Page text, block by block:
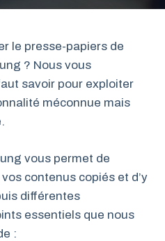
le presse-papiers de
? Nous vous
savoir pour exploiter
méconnue mais
vous permet de
contenus copiés et d’y
différentes
essentiels que nous
: